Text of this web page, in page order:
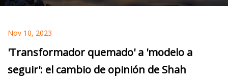
Nov 10, 2023
'Transformador quemado' a 'modelo a
seguir': el cambio de opinión de Shah